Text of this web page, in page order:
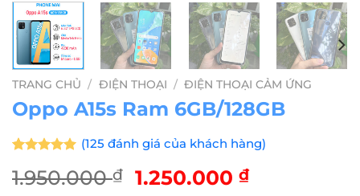
TRANG CHỦ / ĐIỆN THOẠI / ĐIỆN THOẠI CẢM ỨNG
Oppo A15s Ram 6GB/128GB
dựa trên
đánh giá
(125 đánh giá của khách hàng)
1.950.000₫
Giá
1.250.000 ₫Giá